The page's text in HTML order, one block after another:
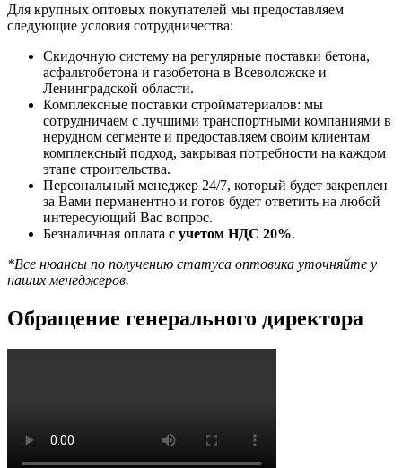
Для крупных оптовых покупателей мы предоставляем
следующие условия сотрудничества:
Скидочную систему на регулярные поставки бетона,
асфальтобетона и газобетона в Всеволожске и
Ленинградской области.
Комплексные поставки стройматериалов: мы
сотрудничаем с лучшими транспортными компаниями в
нерудном сегменте и предоставляем своим клиентам
комплексный подход, закрывая потребности на каждом
этапе строительства.
Персональный менеджер 24/7, который будет закреплен
за Вами перманентно и готов будет ответить на любой
интересующий Вас вопрос.
Безналичная оплата с учетом НДС 20%.
*Все нюансы по получению статуса оптовика уточняйте у
наших менеджеров.
Обращение генерального директора